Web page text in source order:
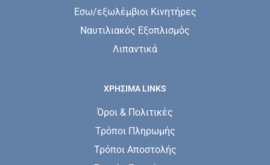
Εσω/εξωλέμβιοι Κινητήρες
Ναυτιλιακός Εξοπλισμός
Λιπαντικά
ΧΡΗΣΙΜΑ LINKS
Όροι & Πολιτικές
Τρόποι Πληρωμής
Τρόποι Αποστολής